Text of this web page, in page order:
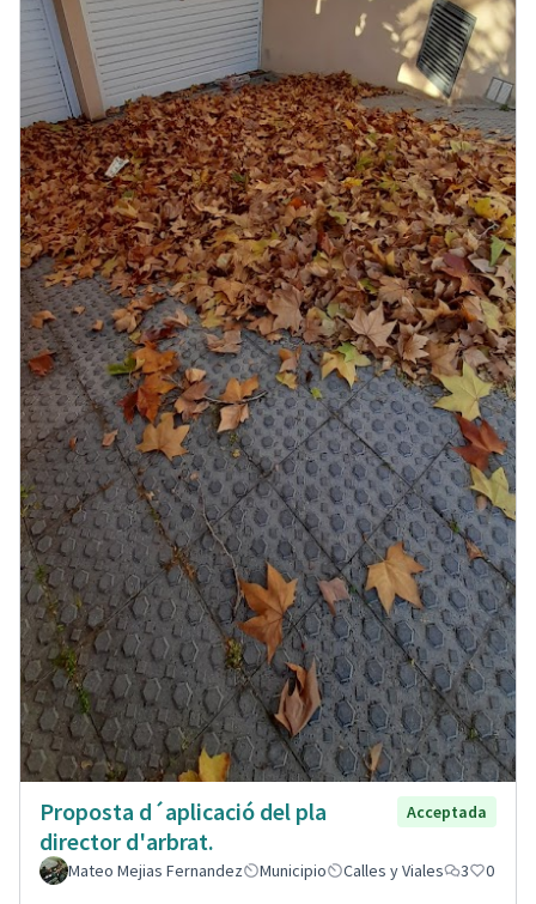
Proposta d´aplicació del pla
director d'arbrat.
Acceptada
Mateo Mejias Fernandez Municipio Calles y Viales 3 0